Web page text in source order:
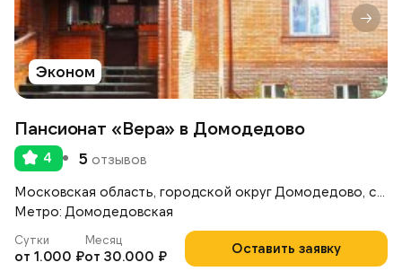
Эконом
Пансионат «Вера» в Домодедово
4 5 отзывов
Метро: Домодедовская
Оставить заявку
Сутки
от 1.000 ₽
Месяц
от 30.000 ₽